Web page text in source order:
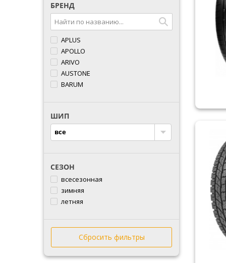
БРЕНД
APLUS
APOLLO
ARIVO
AUSTONE
BARUM
BRIDGESTONE
CACHLAND
COMFORSER
DEBICA
DOUBLESTAR
DOVROAD
DURUN
ESTRADA
ШИП
все
СЕЗОН
всесезонная
зимняя
летняя
Сбросить фильтры